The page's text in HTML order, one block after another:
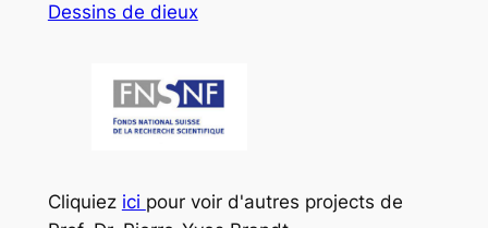
Dessins de dieux
Cliquiez ici pour voir d'autres projects de